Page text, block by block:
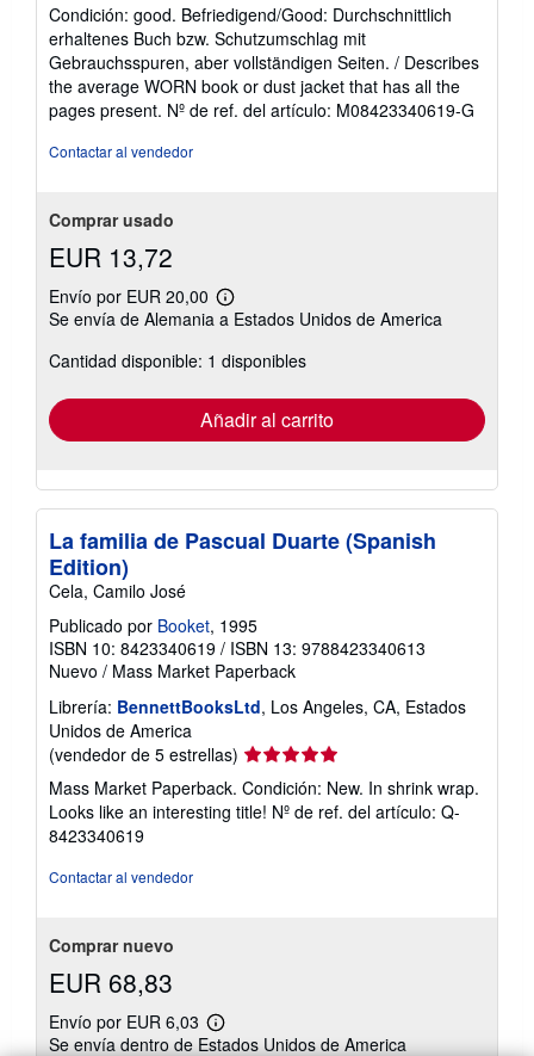
vendedor:
5
de
5
estrellas
Condición: good. Befriedigend/Good: Durchschnittlich
erhaltenes Buch bzw. Schutzumschlag mit
Gebrauchsspuren, aber vollständigen Seiten. / Describes
the average WORN book or dust jacket that has all the
pages present. Nº de ref. del artículo: M08423340619-G
Contactar al vendedor
Comprar usado
EUR 13,72
Envío por EUR 20,00
Más
información
las
tarifas
envío
Se envía de Alemania a Estados Unidos de America
Cantidad disponible: 1 disponibles
Añadir al carrito
La familia de Pascual Duarte (Spanish
Edition)
Cela, Camilo José
Publicado por Booket, 1995
ISBN 10: 8423340619 / ISBN 13: 9788423340613
Nuevo / Mass Market Paperback
Librería: BennettBooksLtd, Los Angeles, CA, Estados
Unidos de America
(vendedor de 5 estrellas) Calificación
del
vendedor:
5
Mass Market Paperback. Condición: New. In shrink wrap.
Looks like an interesting title! Nº de ref. del artículo: Q-
8423340619
Contactar al vendedor
Comprar nuevo
EUR 68,83
Envío por EUR 6,03
Más
información
Se envía dentro de Estados Unidos de America